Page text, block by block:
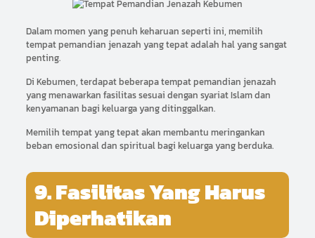
Dalam momen yang penuh keharuan seperti ini, memilih
tempat pemandian jenazah yang tepat adalah hal yang sangat
penting.
Di Kebumen, terdapat beberapa tempat pemandian jenazah
yang menawarkan fasilitas sesuai dengan syariat Islam dan
kenyamanan bagi keluarga yang ditinggalkan.
Memilih tempat yang tepat akan membantu meringankan
beban emosional dan spiritual bagi keluarga yang berduka.
9. Fasilitas Yang Harus
Diperhatikan